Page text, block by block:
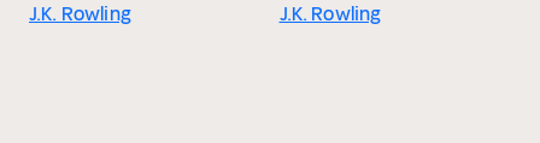
J.K. Rowling
J.K. Rowling